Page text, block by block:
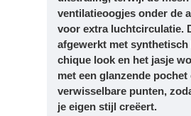
ventilatieoogjes onder de
voor extra luchtcirculatie.
afgewerkt met synthetisch
chique look en het jasje
met een glanzende pochet
verwisselbare punten,
je eigen stijl creëert.